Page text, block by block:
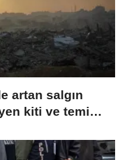
artan salgın
kiti ve temiz